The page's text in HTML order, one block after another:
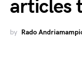
articles
by Rado